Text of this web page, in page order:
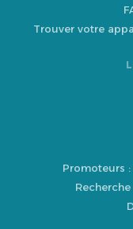
Trouver votre
Promoteurs